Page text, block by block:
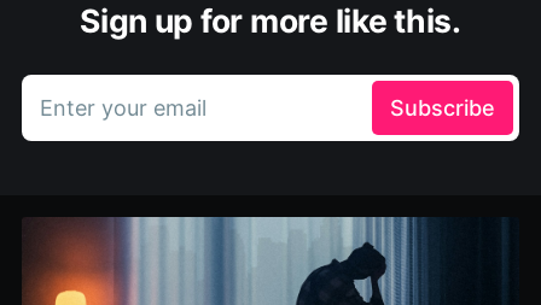
Sign up for more like this.
Enter your email Subscribe